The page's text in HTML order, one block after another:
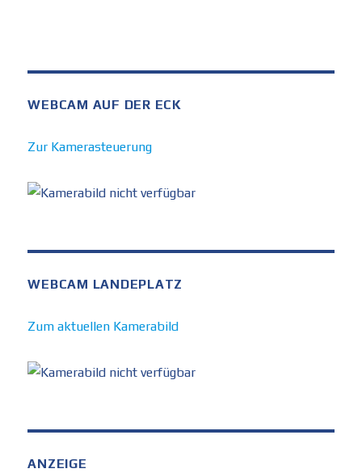
WEBCAM AUF DER ECK
Zur Kamerasteuerung
WEBCAM LANDEPLATZ
Zum aktuellen Kamerabild
ANZEIGE